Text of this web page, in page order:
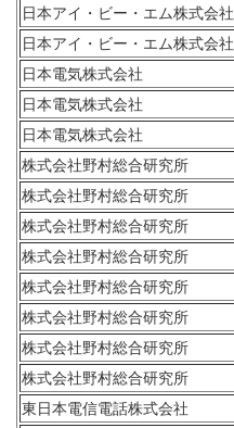
日本アイ・ビー・エム株式会社
日本アイ・ビー・エム株式会社
日本電気株式会社
日本電気株式会社
日本電気株式会社
株式会社野村総合研究所
株式会社野村総合研究所
株式会社野村総合研究所
株式会社野村総合研究所
株式会社野村総合研究所
株式会社野村総合研究所
株式会社野村総合研究所
株式会社野村総合研究所
東日本電信電話株式会社